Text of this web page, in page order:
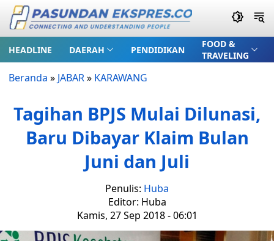
HEADLINE DAERAH PENDIDIKAN
FOOD &
TRAVELING
Beranda » JABAR» KARAWANG
Tagihan BPJS Mulai Dilunasi,
Baru Dibayar Klaim Bulan
Juni dan Juli
Penulis: Huba
Editor: Huba
Kamis, 27 Sep 2018 - 06:01